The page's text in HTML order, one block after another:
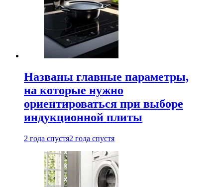
Названы главные параметры,
на которые нужно
ориентироваться при выборе
индукционной плиты
2 года спустя2 года спустя